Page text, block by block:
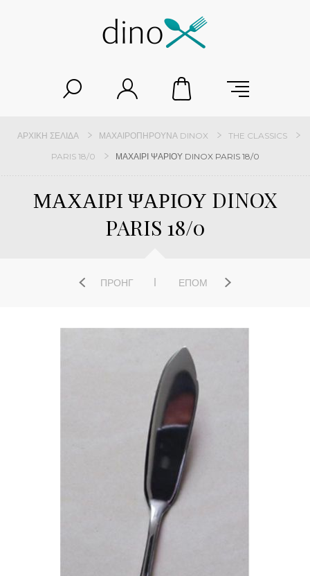
ΑΡΧΙΚΉ ΣΕΛΊΔΑ ΜΑΧΑΙΡΟΠΉΡΟΥΝΑ DINOX
THE CLASSICS
PARIS 18/0
ΜΑΧΑΙΡΙ ΨΑΡΙΟΥ DINOX PARIS 18/0
ΜΑΧΑΙΡΙ ΨΑΡΙΟΥ DINOX
PARIS 18/0
ΠΡΟΗΓ ΕΠΌΜ